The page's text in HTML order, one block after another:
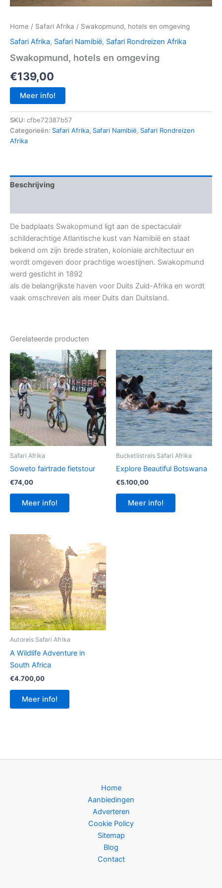
Home / Safari Afrika / Swakopmund, hotels en omgeving
Safari Afrika, Safari Namibië, Safari Rondreizen Afrika
Swakopmund, hotels en omgeving
€139,00
Meer info!
SKU: cfbe72387b57
Categorieën: Safari Afrika, Safari Namibië, Safari Rondreizen
Afrika
Beschrijving
De badplaats Swakopmund ligt aan de spectaculair
schilderachtige Atlantische kust van Namibië en staat
bekend om zijn brede straten, koloniale architectuur en
wordt omgeven door prachtige woestijnen. Swakopmund
werd gesticht in 1892
als de belangrijkste haven voor Duits Zuid-Afrika en wordt
vaak omschreven als meer Duits dan Duitsland.
Gerelateerde producten
Safari Afrika
Soweto fairtrade fietstour
€74,00
Meer info!
Bucketlistreis Safari Afrika
Explore Beautiful Botswana
€5.100,00
Meer info!
Autoreis Safari Afrika
A Wildlife Adventure in
South Africa
€4.700,00
Meer info!
Home
Aanbiedingen
Adverteren
Cookie Policy
Sitemap
Blog
Contact